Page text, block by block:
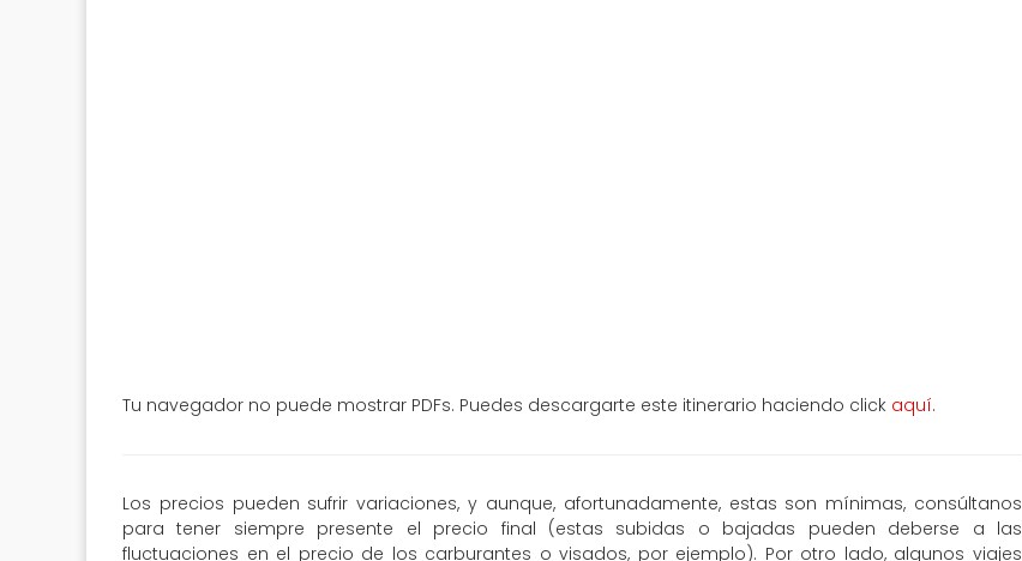
Tu navegador no puede mostrar PDFs. Puedes descargarte este itinerario haciendo click aquí.
Los precios pueden sufrir variaciones, y aunque, afortunadamente, estas son mínimas, consúltanos
para tener siempre presente el precio final (estas subidas o bajadas pueden deberse a las
fluctuaciones en el precio de los carburantes o visados, por ejemplo). Por otro lado, algunos viajes